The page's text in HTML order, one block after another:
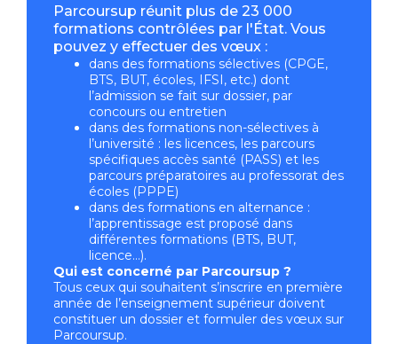
Parcoursup réunit plus de 23 000
formations contrôlées par l'État. Vous
pouvez y effectuer des vœux :
dans des formations sélectives (CPGE,
BTS, BUT, écoles, IFSI, etc.) dont
l’admission se fait sur dossier, par
concours ou entretien
dans des formations non-sélectives à
l’université : les licences, les parcours
spécifiques accès santé (PASS) et les
parcours préparatoires au professorat des
écoles (PPPE)
dans des formations en alternance :
l’apprentissage est proposé dans
différentes formations (BTS, BUT,
licence…).
Qui est concerné par Parcoursup ?
Tous ceux qui souhaitent s’inscrire en première
année de l’enseignement supérieur doivent
constituer un dossier et formuler des vœux sur
Parcoursup.